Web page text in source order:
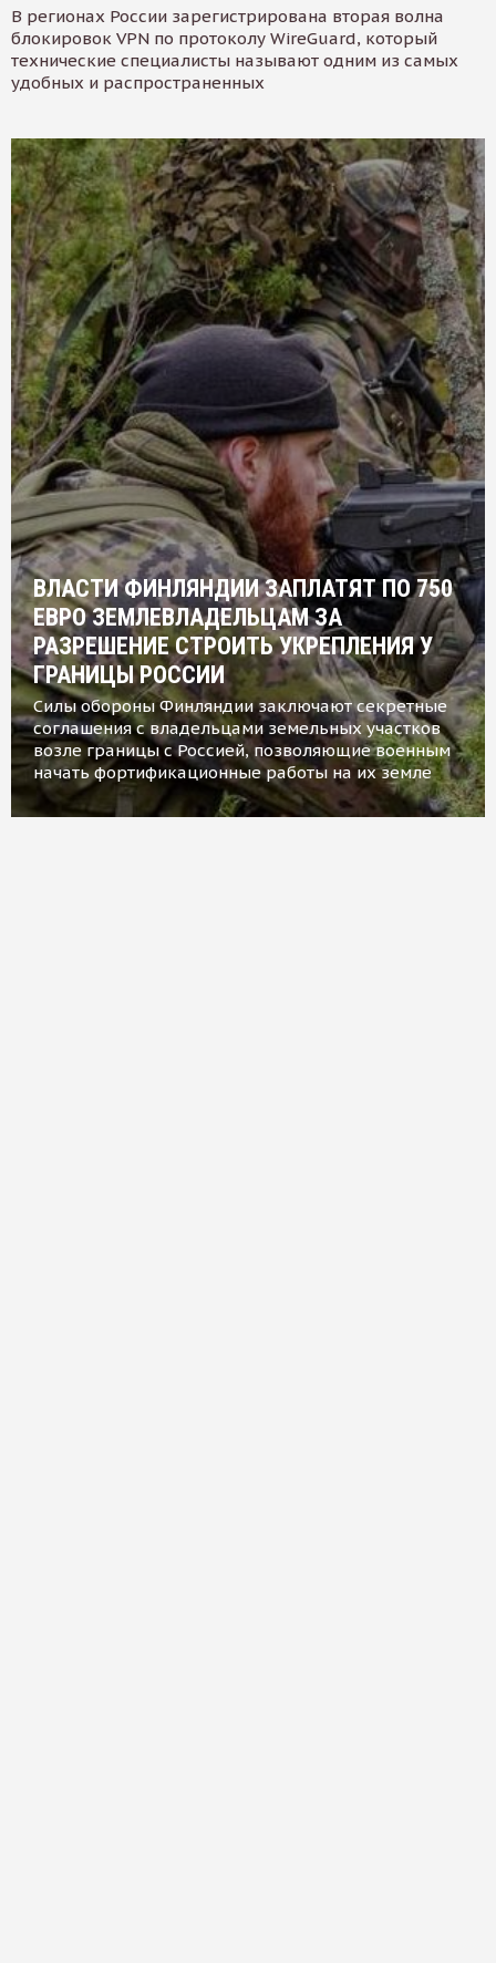
В регионах России зарегистрирована вторая волна
блокировок VPN по протоколу WireGuard, который
технические специалисты называют одним из самых
удобных и распространенных
ВЛАСТИ ФИНЛЯНДИИ ЗАПЛАТЯТ ПО 750
ЕВРО ЗЕМЛЕВЛАДЕЛЬЦАМ ЗА
РАЗРЕШЕНИЕ СТРОИТЬ УКРЕПЛЕНИЯ У
ГРАНИЦЫ РОССИИ
Силы обороны Финляндии заключают секретные
соглашения с владельцами земельных участков
возле границы с Россией, позволяющие военным
начать фортификационные работы на их земле